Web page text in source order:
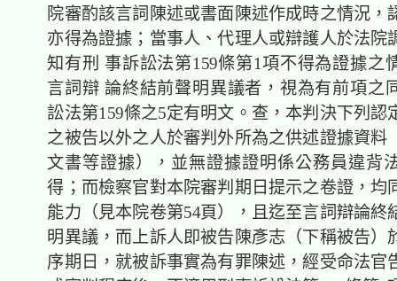
院審酌該言詞陳述或書面陳述作成時之情況，
亦得為證據；當事人、代理人或辯護人於法院
知有刑 事訴訟法第159條第1項不得為證據之
言詞辯 論終結前聲明異議者，視為有前項之
訟法第159條之5定有明文。查，本判決下列認
之被告以外之人於審判外所為之供述證據資料
文書等證據），並無證據證明係公務員違背
得；而檢察官對本院審判期日提示之卷證，均
能力（見本院卷第54頁），且迄至言詞辯論終
明異議，而上訴人即被告陳彥志（下稱被告）
序期日，就被訴事實為有罪陳述，經受命法官